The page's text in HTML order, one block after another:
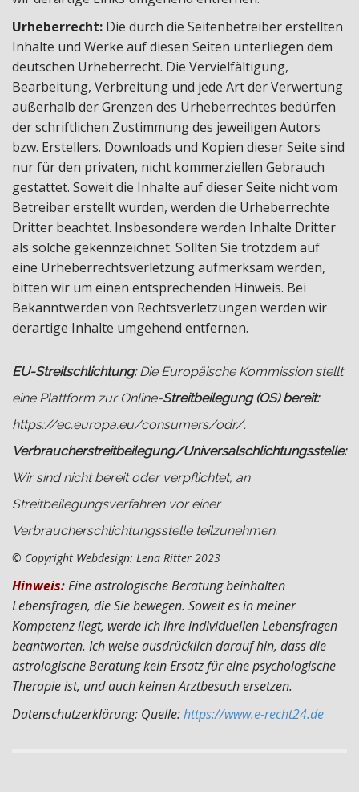
Urheberrecht: Die durch die Seitenbetreiber erstellten
Inhalte und Werke auf diesen Seiten unterliegen dem
deutschen Urheberrecht. Die Vervielfältigung,
Bearbeitung, Verbreitung und jede Art der Verwertung
außerhalb der Grenzen des Urheberrechtes bedürfen
der schriftlichen Zustimmung des jeweiligen Autors
bzw. Erstellers. Downloads und Kopien dieser Seite sind
nur für den privaten, nicht kommerziellen Gebrauch
gestattet. Soweit die Inhalte auf dieser Seite nicht vom
Betreiber erstellt wurden, werden die Urheberrechte
Dritter beachtet. Insbesondere werden Inhalte Dritter
als solche gekennzeichnet. Sollten Sie trotzdem auf
eine Urheberrechtsverletzung aufmerksam werden,
bitten wir um einen entsprechenden Hinweis. Bei
Bekanntwerden von Rechtsverletzungen werden wir
derartige Inhalte umgehend entfernen.
EU-Streitschlichtung:Die Europäische Kommission stellt
eine Plattform zur Online-Streitbeilegung (OS) bereit:
https://ec.europa.eu/consumers/odr/.
Verbraucher­streit­beilegung/Universal­schlichtungs­stelle:
Wir sind nicht bereit oder verpflichtet, an
Streitbeilegungsverfahren vor einer
Verbraucherschlichtungsstelle teilzunehmen.
© Copyright Webdesign: Lena Ritter 2023
Hinweis:Eine astrologische Beratung beinhalten
Lebensfragen, die Sie bewegen. Soweit es in meiner
Kompetenz liegt, werde ich ihre individuellen Lebensfragen
beantworten. Ich weise ausdrücklich darauf hin, dass die
astrologische Beratung kein Ersatz für eine psychologische
Therapie ist, und auch keinen Arztbesuch ersetzen.
Datenschutz­erklärung: Quelle:https://www.e-recht24.de